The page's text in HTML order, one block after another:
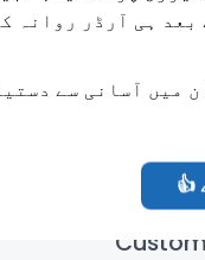
ہی آرڈر روانہ
میں آسانی سے